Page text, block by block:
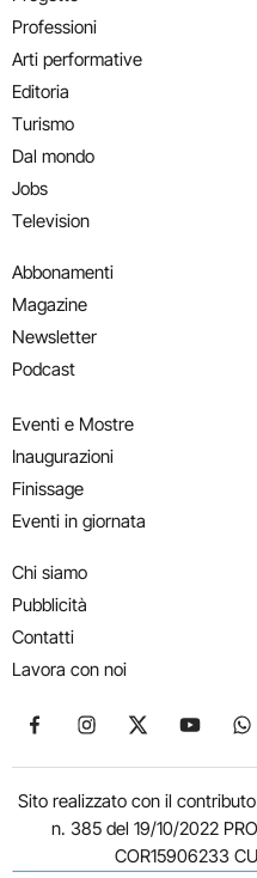
Professioni
Arti performative
Editoria
Turismo
Dal mondo
Jobs
Television
Abbonamenti
Magazine
Newsletter
Podcast
Eventi e Mostre
Inaugurazioni
Finissage
Eventi in giornata
Chi siamo
Pubblicità
Contatti
Lavora con noi
Seguici su Facebook
Seguici su Instagram
Seguici su X
Seguici
Sito realizzato con il
n. 385 del 19/10/2022
COR15906233